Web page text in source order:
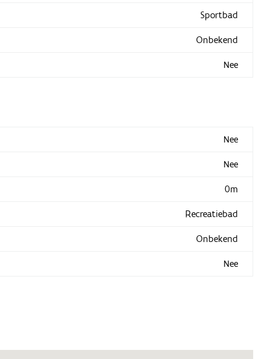
Sportbad
Onbekend
Nee
Nee
Nee
0m
Recreatiebad
Onbekend
Nee